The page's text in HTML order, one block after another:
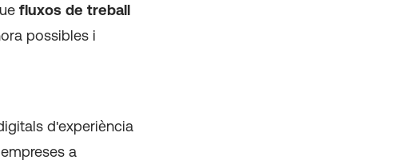
fluxos de treball
possibles i
d'experiència
a